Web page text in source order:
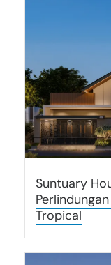
Suntuary
Tropical